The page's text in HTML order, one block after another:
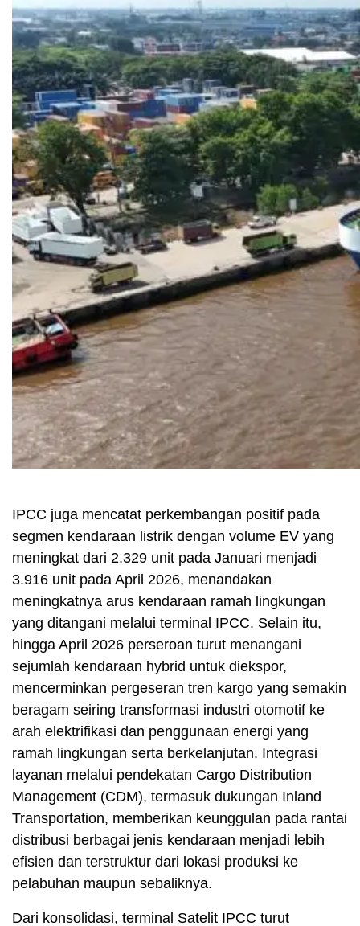
IPCC juga mencatat perkembangan positif pada
segmen kendaraan listrik dengan volume EV yang
meningkat dari 2.329 unit pada Januari menjadi
3.916 unit pada April 2026, menandakan
meningkatnya arus kendaraan ramah lingkungan
yang ditangani melalui terminal IPCC. Selain itu,
hingga April 2026 perseroan turut menangani
sejumlah kendaraan hybrid untuk diekspor,
mencerminkan pergeseran tren kargo yang semakin
beragam seiring transformasi industri otomotif ke
arah elektrifikasi dan penggunaan energi yang
ramah lingkungan serta berkelanjutan. Integrasi
layanan melalui pendekatan Cargo Distribution
Management (CDM), termasuk dukungan Inland
Transportation, memberikan keunggulan pada rantai
distribusi berbagai jenis kendaraan menjadi lebih
efisien dan terstruktur dari lokasi produksi ke
pelabuhan maupun sebaliknya.
Dari konsolidasi, terminal Satelit IPCC turut